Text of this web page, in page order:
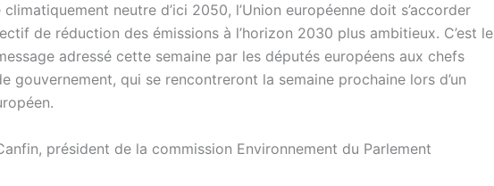
climatiquement neutre d’ici 2050, l’Union européenne doit s’accorder
de réduction des émissions à l’horizon 2030 plus ambitieux. C’est le
adressé cette semaine par les députés européens aux chefs
gouvernement, qui se rencontreront la semaine prochaine lors d’un